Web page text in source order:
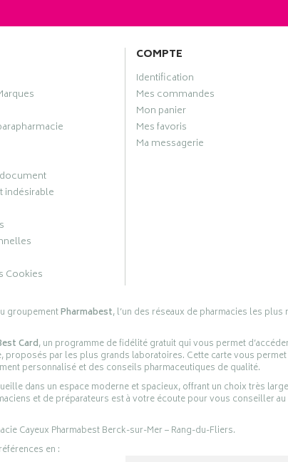
indésirable
Cookies
COMPTE
Identification
Mes commandes
Mon panier
Mes favoris
Ma messagerie
groupementPharmabest, l’un des réseaux de pharmacies les
Card, un programme de fidélité gratuit qui vous permet
par les plus grands laboratoires. Cette carte vous
personnalisé et des conseils pharmaceutiques de qualité.
dans un espace moderne et spacieux, offrant un choix très
et de préparateurs est à votre écoute pour vous conseiller
Cayeux Pharmabest Berck-sur-Mer – Rang-du-Fliers.
en :